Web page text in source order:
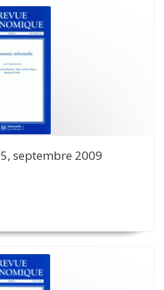
septembre 2009